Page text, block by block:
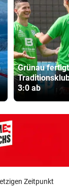
Grünau
3:0 ab
Zeitpunkt